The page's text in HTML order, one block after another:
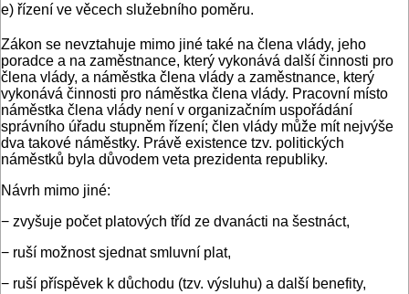
e) řízení ve věcech služebního poměru.
Zákon se nevztahuje mimo jiné také na člena vlády, jeho
poradce a na zaměstnance, který vykonává další činnosti pro
člena vlády, a náměstka člena vlády a zaměstnance, který
vykonává činnosti pro náměstka člena vlády. Pracovní místo
náměstka člena vlády není v organizačním uspořádání
správního úřadu stupněm řízení; člen vlády může mít nejvýše
dva takové náměstky. Právě existence tzv. politických
náměstků byla důvodem veta prezidenta republiky.
Návrh mimo jiné:
− zvyšuje počet platových tříd ze dvanácti na šestnáct,
− ruší možnost sjednat smluvní plat,
− ruší příspěvek k důchodu (tzv. výsluhu) a další benefity,